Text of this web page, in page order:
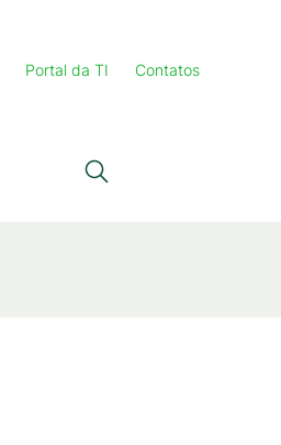
Portal da TI Contatos